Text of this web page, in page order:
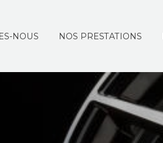
NOUS NOS PRESTATIONS